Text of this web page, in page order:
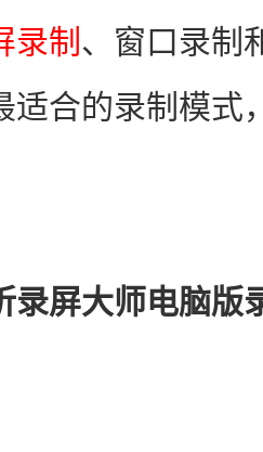
录制 、窗口录制
适合的录制模式
录屏大师电脑版